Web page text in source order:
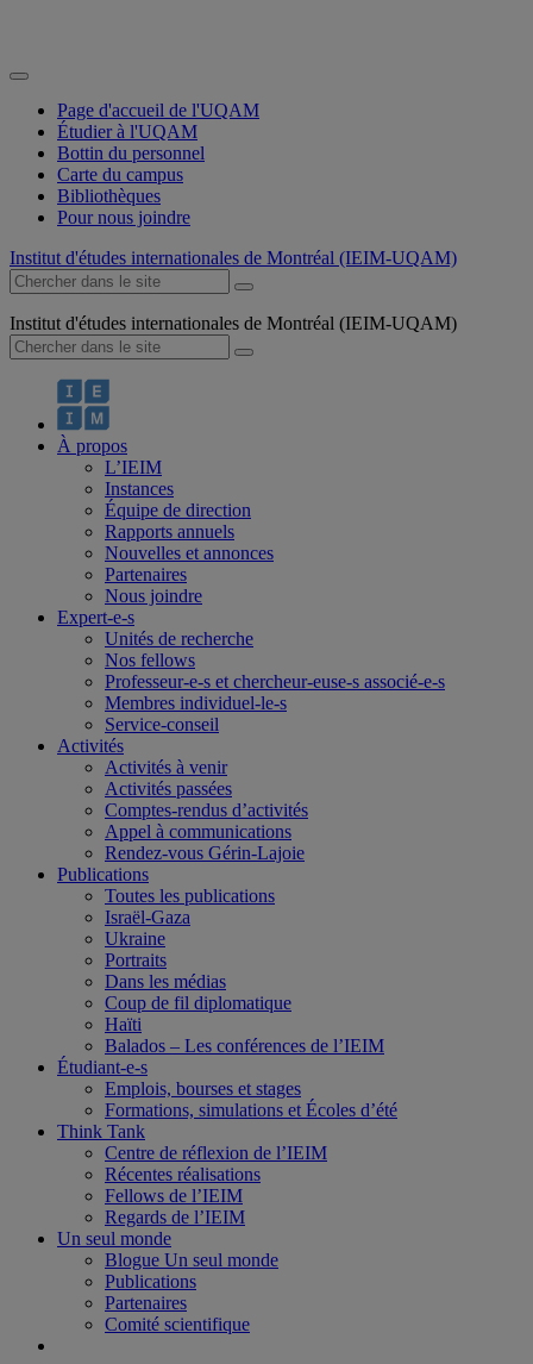
Page d'accueil de l'UQAM
Étudier à l'UQAM
Bottin du personnel
Carte du campus
Bibliothèques
Pour nous joindre
Institut d'études internationales de Montréal (IEIM-UQAM)
Institut d'études internationales de Montréal (IEIM-UQAM)
À propos
L’IEIM
Instances
Équipe de direction
Rapports annuels
Nouvelles et annonces
Partenaires
Nous joindre
Expert-e-s
Unités de recherche
Nos fellows
Professeur-e-s et chercheur-euse-s associé-e-s
Membres individuel-le-s
Service-conseil
Activités
Activités à venir
Activités passées
Comptes-rendus d’activités
Appel à communications
Rendez-vous Gérin-Lajoie
Publications
Toutes les publications
Israël-Gaza
Ukraine
Portraits
Dans les médias
Coup de fil diplomatique
Haïti
Balados – Les conférences de l’IEIM
Étudiant-e-s
Emplois, bourses et stages
Formations, simulations et Écoles d’été
Think Tank
Centre de réflexion de l’IEIM
Récentes réalisations
Fellows de l’IEIM
Regards de l’IEIM
Un seul monde
Blogue Un seul monde
Publications
Partenaires
Comité scientifique